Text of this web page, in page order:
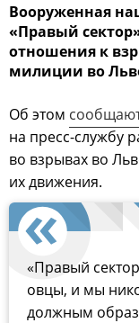
Вооруженная
«Правый
отношения к
милиции во
Об этом
на пресс-службу
во взрывах во
их движения.
«Правый
овцы, и мы
должным